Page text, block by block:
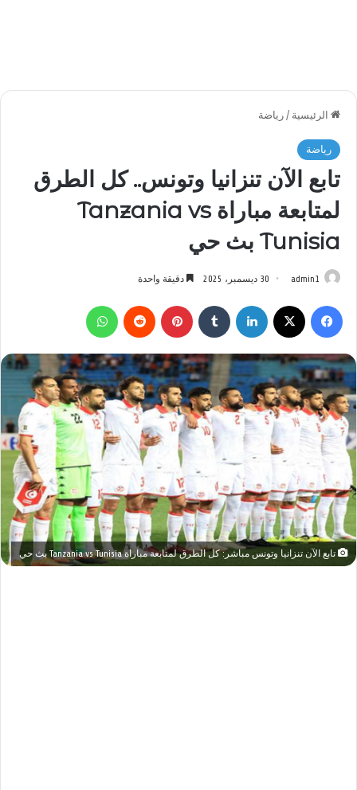
الرئيسية / رياضة
رياضة
تابع الآن تنزانيا وتونس.. كل الطرق
لمتابعة مباراة Tanzania vs
Tunisia بث حي
admin1 30 ديسمبر، 2025 دقيقة واحدة
فيسبوك لينكدإن بينتيريست
تابع الآن تنزانيا وتونس مباشر: كل الطرق لمتابعة مباراة Tanzania vs Tunisia بث حي